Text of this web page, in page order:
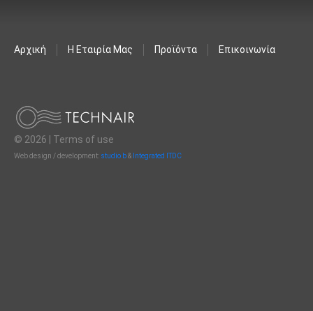
Αρχική Η Εταιρία Μας Προϊόντα Επικοινωνία
© 2026 | Terms of use
Web design / development: studio b& Integrated ITDC